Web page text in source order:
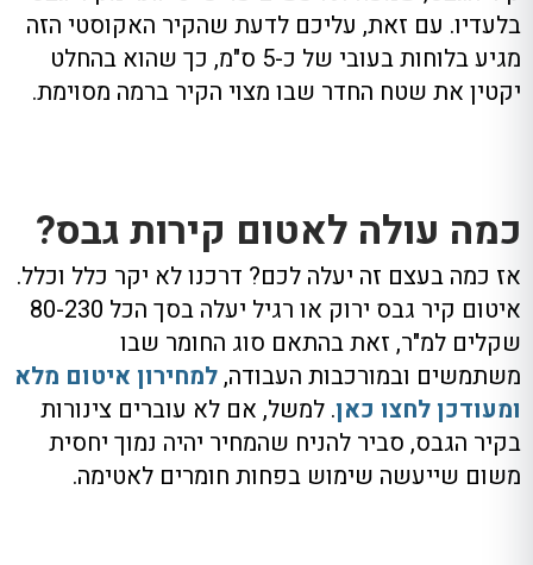
בלעדיו. עם זאת, עליכם לדעת שהקיר האקוסטי הזה
מגיע בלוחות בעובי של כ-5 ס"מ, כך שהוא בהחלט
יקטין את שטח החדר שבו מצוי הקיר ברמה מסוימת.
כמה עולה לאטום קירות גבס?
אז כמה בעצם זה יעלה לכם? דרכנו לא יקר כלל וכלל.
איטום קיר גבס ירוק או רגיל יעלה בסך הכל 80-230
שקלים למ"ר, זאת בהתאם סוג החומר שבו
משתמשים ובמורכבות העבודה,למחירון איטום מלא
ומעודכן לחצו כאן. למשל, אם לא עוברים צינורות
בקיר הגבס, סביר להניח שהמחיר יהיה נמוך יחסית
משום שייעשה שימוש בפחות חומרים לאטימה.